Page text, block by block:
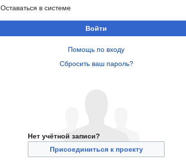
Оставаться в системе
Войти
Помощь по входу
Сбросить ваш пароль?
Нет учётной записи?
Присоединиться к проекту